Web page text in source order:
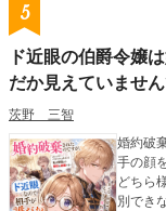
5
ド近眼の伯爵令嬢
だか見えていませ
茨野 三智
婚約破棄を
手の顔を
どちら様でしょう？
別できなかったの